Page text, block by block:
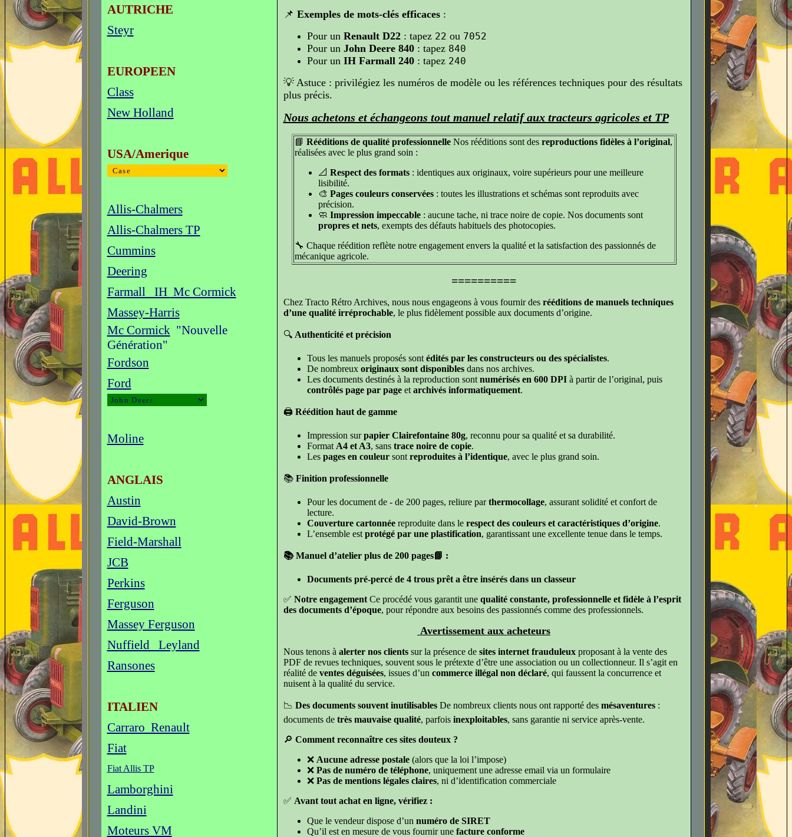
AUTRICHE
Steyr
EUROPEEN
Class
New Holland
USA/Amerique
Allis-Chalmers
Allis-ChalmersTP
Cummins
Deering
Farmall IH Mc Cormick
Massey-Harris
Mc Cormick"Nouvelle
Génération"
Fordson
Ford
Moline
ANGLAIS
Austin
David-Brown
Field-Marshall
JCB
Perkins
Ferguson
Massey Ferguson
Nuffield Leyland
Ransones
ITALIEN
Carraro Renault
Fiat
Fiat Allis TP
Lamborghini
Landini
Moteurs VM
📌 Exemples de mots-clés efficaces:
Pour un Renault D22: tapez 22 ou 7052
Pour un John Deere 840: tapez 840
Pour un IH Farmall 240: tapez 240
💡 Astuce : privilégiez les numéros de modèle ou les références techniques pour des résultats
plus précis.
Nous achetons et échangeons tout manuel relatif aux tracteurs agricoles et TP
📘 Rééditions de qualité professionnelleNos rééditions sont des reproductions fidèles à l’original,
réalisées avec le plus grand soin :
📐 Respect des formats: identiques aux originaux, voire supérieurs pour une meilleure
lisibilité.
🎨 Pages couleurs conservées: toutes les illustrations et schémas sont reproduits avec
précision.
🧼 Impression impeccable: aucune tache, ni trace noire de copie. Nos documents sont
propres et nets, exempts des défauts habituels des photocopies.
🔧 Chaque réédition reflète notre engagement envers la qualité et la satisfaction des passionnés de
mécanique agricole.
==========
Chez Tracto Rétro Archives, nous nous engageons à vous fournir des rééditions de manuels techniques
d’une qualité irréprochable, le plus fidèlement possible aux documents d’origine.
🔍 Authenticité et précision
Tous les manuels proposés sont édités par les constructeurs ou des spécialistes.
De nombreux originaux sont disponiblesdans nos archives.
Les documents destinés à la reproduction sont numérisés en 600 DPIà partir de l’original, puis
contrôlés page par pageet archivés informatiquement.
🖨️ Réédition haut de gamme
Impression surpapier Clairefontaine 80g, reconnu pour sa qualité et sa durabilité.
Format A4 et A3, sans trace noire de copie.
Les pages en couleursont reproduites à l’identique, avec le plus grand soin.
📚 Finition professionnelle
Pour les document de - de 200 pages, reliure parthermocollage, assurant solidité et confort de
lecture.
Couverture cartonnéereproduite dans le respect des couleurs et caractéristiques d’origine.
L’ensemble est protégé par une plastification, garantissant une excellente tenue dans le temps.
📚 Manuel d’atelier plus de 200 pages📘 :
Documents pré-percé de 4 trous prêt a être insérés dans un classeur
✅ Notre engagementCe procédé vous garantit une qualité constante, professionnelle et fidèle à l’esprit
des documents d’époque, pour répondre aux besoins des passionnés comme des professionnels.
Avertissement aux acheteurs
Nous tenons à alerter nos clientssur la présence de sites internet frauduleuxproposant à la vente des
PDF de revues techniques, souvent sous le prétexte d’être une association ou un collectionneur. Il s’agit en
réalité de ventes déguisées, issues d’un commerce illégal non déclaré, qui faussent la concurrence et
nuisent à la qualité du service.
📉 Des documents souvent inutilisablesDe nombreux clients nous ont rapporté des mésaventures:
documents de très mauvaise qualité, parfois inexploitables, sans garantie ni service après-vente.
🔎 Comment reconnaître ces sites douteux ?
❌ Aucune adresse postale(alors que la loi l’impose)
❌ Pas de numéro de téléphone, uniquement une adresse email via un formulaire
❌ Pas de mentions légales claires, ni d’identification commerciale
✅ Avant tout achat en ligne, vérifiez :
Que le vendeur dispose d’un numéro de SIRET
Qu’il est en mesure de vous fournir une facture conforme